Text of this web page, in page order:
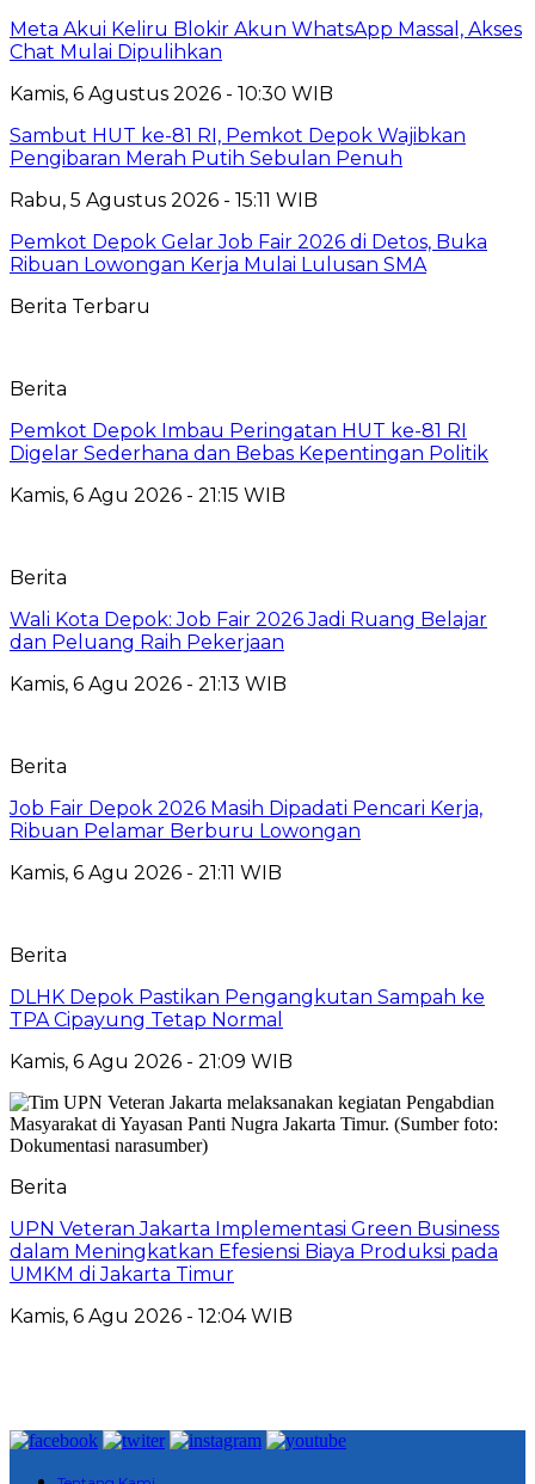
Meta Akui Keliru Blokir Akun WhatsApp Massal, Akses
Chat Mulai Dipulihkan
Kamis, 6 Agustus 2026 - 10:30 WIB
Sambut HUT ke-81 RI, Pemkot Depok Wajibkan
Pengibaran Merah Putih Sebulan Penuh
Rabu, 5 Agustus 2026 - 15:11 WIB
Pemkot Depok Gelar Job Fair 2026 di Detos, Buka
Ribuan Lowongan Kerja Mulai Lulusan SMA
Berita Terbaru
Berita
Pemkot Depok Imbau Peringatan HUT ke-81 RI
Digelar Sederhana dan Bebas Kepentingan Politik
Kamis, 6 Agu 2026 - 21:15 WIB
Berita
Wali Kota Depok: Job Fair 2026 Jadi Ruang Belajar
dan Peluang Raih Pekerjaan
Kamis, 6 Agu 2026 - 21:13 WIB
Berita
Job Fair Depok 2026 Masih Dipadati Pencari Kerja,
Ribuan Pelamar Berburu Lowongan
Kamis, 6 Agu 2026 - 21:11 WIB
Berita
DLHK Depok Pastikan Pengangkutan Sampah ke
TPA Cipayung Tetap Normal
Kamis, 6 Agu 2026 - 21:09 WIB
Berita
UPN Veteran Jakarta Implementasi Green Business
dalam Meningkatkan Efesiensi Biaya Produksi pada
UMKM di Jakarta Timur
Kamis, 6 Agu 2026 - 12:04 WIB